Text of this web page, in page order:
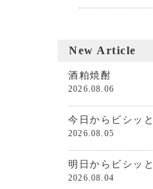
New Article
酒粕焼酎
2026.08.06
今日からビシッ
2026.08.05
明日からビシッと
2026.08.04